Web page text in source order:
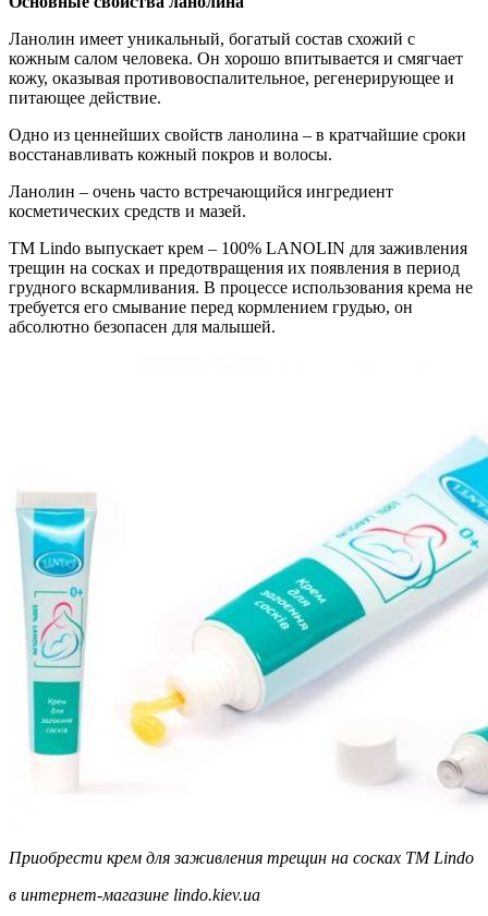
Ланолин имеет уникальный, богатый состав схожий с
кожным салом человека. Он хорошо впитывается и смягчает
кожу, оказывая противовоспалительное, регенерирующее и
питающее действие.
Одно из ценнейших свойств ланолина – в кратчайшие сроки
восстанавливать кожный покров и волосы.
Ланолин – очень часто встречающийся ингредиент
косметических средств и мазей.
TM Lindo выпускает крем – 100% LANOLIN для заживления
трещин на сосках и предотвращения их появления в период
грудного вскармливания. В процессе использования крема не
требуется его смывание перед кормлением грудью, он
абсолютно безопасен для малышей.
Приобрести крем для заживления трещин на сосках ТМ Lindo
в интернет-магазине lindo.kiev.ua